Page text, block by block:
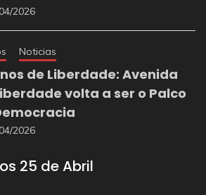
2026
Noticias
de Liberdade: Avenida
volta a ser o Palco
2026
25 de Abril